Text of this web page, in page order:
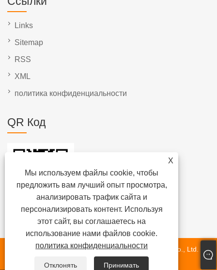
X
Мы используем файлы cookie, чтобы
предложить вам лучший опыт просмотра,
анализировать трафик сайта и
персонализировать контент. Используя
этот сайт, вы соглашаетесь на
использование нами файлов cookie.
политика конфиденциальности
Отклонять Принимать
Links
Sitemap
RSS
XML
политика конфиденциальности
QR Код
Авторские права © 2025 Xiamen Beenew Machinery Co., Ltd.
Все права защищены.